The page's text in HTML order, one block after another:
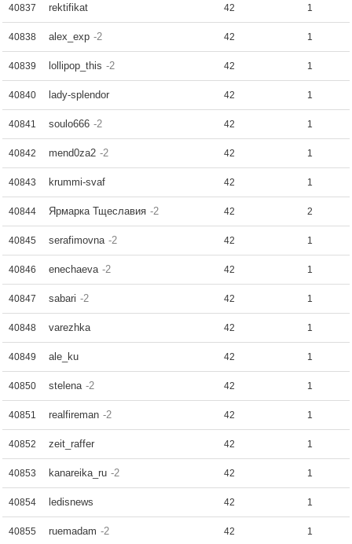
40837 rektifikat 42 1
40838 alex_exp -2 42 1
40839 lollipop_this -2 42 1
40840 lady-splendor 42 1
40841 soulo666 -2 42 1
40842 mend0za2 -2 42 1
40843 krummi-svaf 42 1
40844 Ярмарка Тщеславия -2 42 2
40845 serafimovna -2 42 1
40846 enechaeva -2 42 1
40847 sabari -2 42 1
40848 varezhka 42 1
40849 ale_ku 42 1
40850 stelena -2 42 1
40851 realfireman -2 42 1
40852 zeit_raffer 42 1
40853 kanareika_ru -2 42 1
40854 ledisnews 42 1
40855 ruemadam -2 42 1